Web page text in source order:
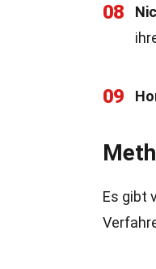
08
09
Es gibt